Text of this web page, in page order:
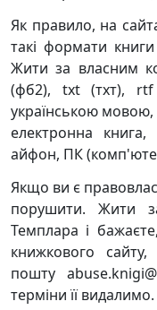
Як правило, на
такі формати
Жити за власним
(фб2), txt (тхт),
українською мовою,
електронна
айфон, ПК
Якщо ви є
порушити. Жити
Темплара і
книжкового
пошту
терміни її видалимо.